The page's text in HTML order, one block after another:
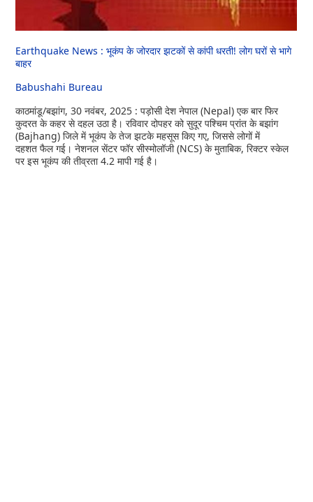
Earthquake News : भूकंप के जोरदार झटकों से कांपी धरती! लोग घरों से भागे
बाहर
Babushahi Bureau
काठमांडू/बझांग, 30 नवंबर, 2025 : पड़ोसी देश नेपाल (Nepal) एक बार फिर
कुदरत के कहर से दहल उठा है। रविवार दोपहर को सुदूर पश्चिम प्रांत के बझांग
(Bajhang) जिले में भूकंप के तेज झटके महसूस किए गए, जिससे लोगों में
दहशत फैल गई। नेशनल सेंटर फॉर सीस्मोलॉजी (NCS) के मुताबिक, रिक्टर स्केल
पर इस भूकंप की तीव्रता 4.2 मापी गई है।